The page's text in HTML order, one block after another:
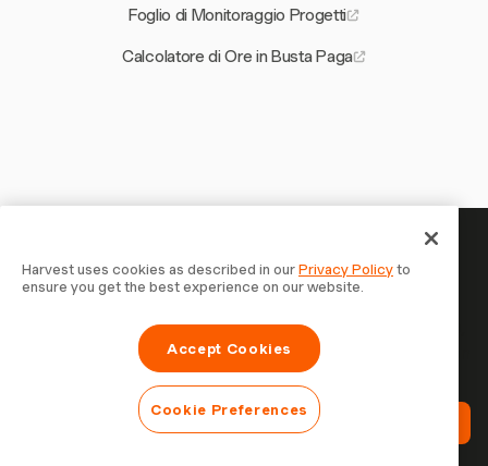
Foglio di Monitoraggio Progetti
Calcolatore di Ore in Busta Paga
Il tuo tempo merita di essere
tracciato — inizia ora
Unisciti a oltre 70.000 aziende che monitorano il tempo,
fatturano i clienti e vengono pagate più velocemente con
Prova Harvest Gratis
Harvest uses cookies as described in ourPrivacy Policyto
ensure you get the best experience on our website.
Accept Cookies
Cookie Preferences